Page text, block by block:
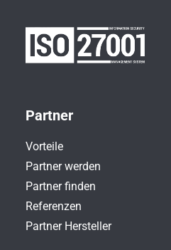
Partner
Vorteile
Partner werden
Partner finden
Referenzen
Partner Hersteller